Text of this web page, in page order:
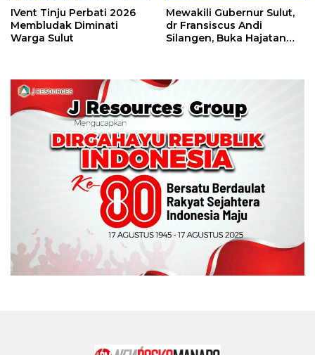
IVent Tinju Perbati 2026
Membludak Diminati
Warga Sulut
Mewakili Gubernur Sulut,
dr Fransiscus Andi
Silangen, Buka Hajatan